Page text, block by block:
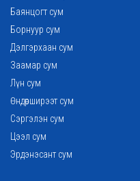
Баянцогт сум
Борнуур сум
Дэлгэрхаан сум
Заамар сум
Лүн сум
Өндөрширээт сум
Сэргэлэн сум
Цээл сум
Эрдэнэсант сум